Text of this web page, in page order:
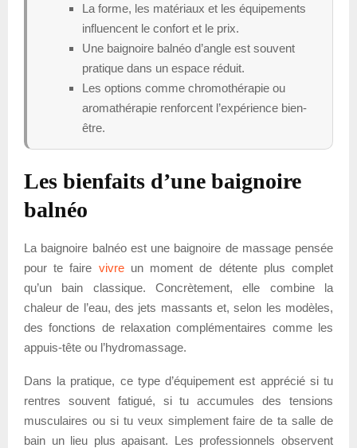
La forme, les matériaux et les équipements
influencent le confort et le prix.
Une baignoire balnéo d’angle est souvent
pratique dans un espace réduit.
Les options comme chromothérapie ou
aromathérapie renforcent l’expérience bien-
être.
Les bienfaits d’une baignoire
balnéo
La baignoire balnéo est une baignoire de massage pensée
pour te faire vivreun moment de détente plus complet
qu’un bain classique. Concrètement, elle combine la
chaleur de l’eau, des jets massants et, selon les modèles,
des fonctions de relaxation complémentaires comme les
appuis-tête ou l’hydromassage.
Dans la pratique, ce type d’équipement est apprécié si tu
rentres souvent fatigué, si tu accumules des tensions
musculaires ou si tu veux simplement faire de ta salle de
bain un lieu plus apaisant. Les professionnels observent